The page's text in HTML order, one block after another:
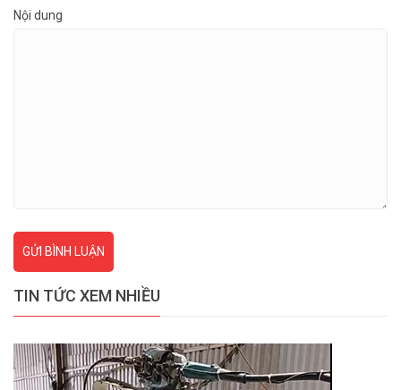
Nội dung
GỬI BÌNH LUẬN
TIN TỨC XEM NHIỀU